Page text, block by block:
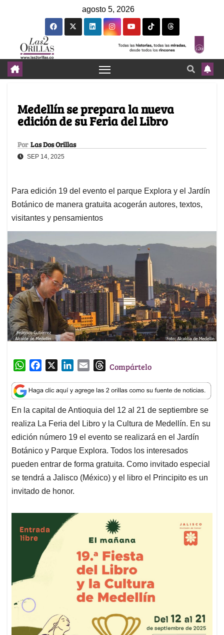
agosto 5, 2026
Medellín se prepara la nueva
edición de su Feria del Libro
Por Las Dos Orillas
SEP 14, 2025
Para edición 19 del evento el parque Explora y el Jardín
Botánico de manera gratuita acogerán autores, textos,
visitantes y pensamientos
W
a
t
s
A
p
p
c
e
b
o
o
k
n
k
e
d
I
n
a
i
l
T
r
e
a
d
s
Compártelo
En la capital de Antioquia del 12 al 21 de septiembre se
realiza La Feria del Libro y la Cultura de Medellín. En su
edición número 19 el evento se realizará en el Jardín
Botánico y Parque Explora. Todos los interesados
pueden entrar de forma gratuita. Como invitado especial
se tendrá a Jalisco (México) y el libro el Principito es un
invitado de honor.